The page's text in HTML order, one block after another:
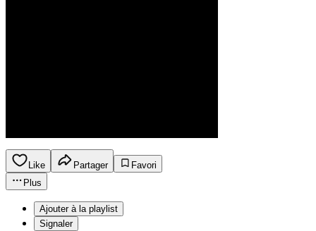
Like Partager
Favori
Plus
Ajouter à la playlist
Signaler